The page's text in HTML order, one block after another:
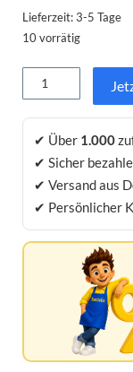
Lieferzeit: 3-5 Tage
10 vorrätig
Korbschale
12
12
3
✔ Über 1.000
✔ Sicher
✔ Versand aus
✔ Persönlicher